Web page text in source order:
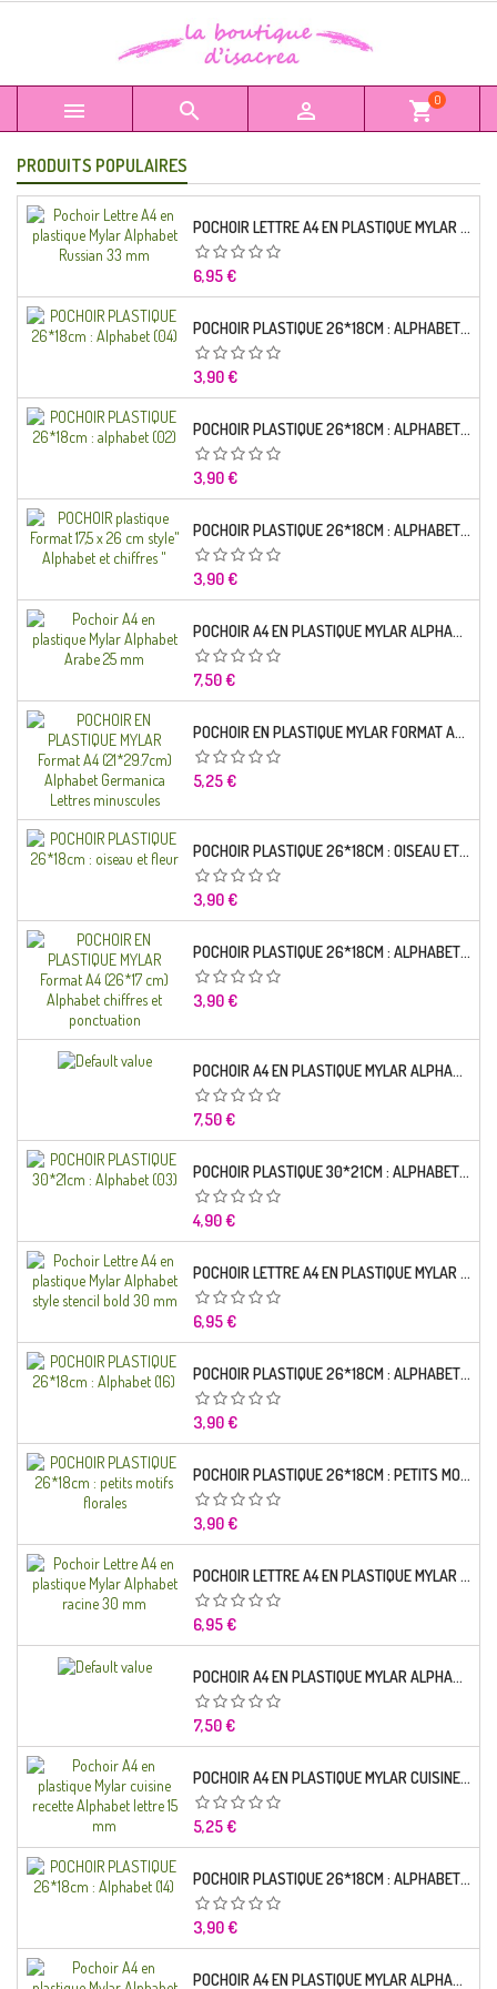
   shopping_cart0
PRODUITS POPULAIRES
POCHOIR LETTRE A4 EN PLASTIQUE MYLAR ALPHABET RUSSIAN 33 MM
Prix
6,95 €
POCHOIR PLASTIQUE 26*18CM : ALPHABET (04)
Prix
3,90 €
POCHOIR PLASTIQUE 26*18CM : ALPHABET (02)
Prix
3,90 €
POCHOIR PLASTIQUE 26*18CM : ALPHABET (01)
Prix
3,90 €
POCHOIR A4 EN PLASTIQUE MYLAR ALPHABET ARABE 25 MM
Prix
7,50 €
POCHOIR EN PLASTIQUE MYLAR FORMAT A4 (21*29.7CM) ALPHABET GERMANICA LETTRES MINUSCULES
Prix
5,25 €
POCHOIR PLASTIQUE 26*18CM : OISEAU ET FLEUR
Prix
3,90 €
POCHOIR PLASTIQUE 26*18CM : ALPHABET (03)
Prix
3,90 €
POCHOIR A4 EN PLASTIQUE MYLAR ALPHABET LETTRE TYPO CHARLEMAGNE 28 MM
Prix
7,50 €
POCHOIR PLASTIQUE 30*21CM : ALPHABET (03)
Prix
4,90 €
POCHOIR LETTRE A4 EN PLASTIQUE MYLAR ALPHABET STYLE STENCIL BOLD 30 MM
Prix
6,95 €
POCHOIR PLASTIQUE 26*18CM : ALPHABET (16)
Prix
3,90 €
POCHOIR PLASTIQUE 26*18CM : PETITS MOTIFS FLORALES
Prix
3,90 €
POCHOIR LETTRE A4 EN PLASTIQUE MYLAR ALPHABET RACINE 30 MM
Prix
6,95 €
POCHOIR A4 EN PLASTIQUE MYLAR ALPHABET LETTRE TYPO SEGOE 25 MM
Prix
7,50 €
POCHOIR A4 EN PLASTIQUE MYLAR CUISINE RECETTE ALPHABET LETTRE 15 MM
Prix
5,25 €
POCHOIR PLASTIQUE 26*18CM : ALPHABET (14)
Prix
3,90 €
POCHOIR A4 EN PLASTIQUE MYLAR ALPHABET LETTRE TYPO CHARLEMAGNE